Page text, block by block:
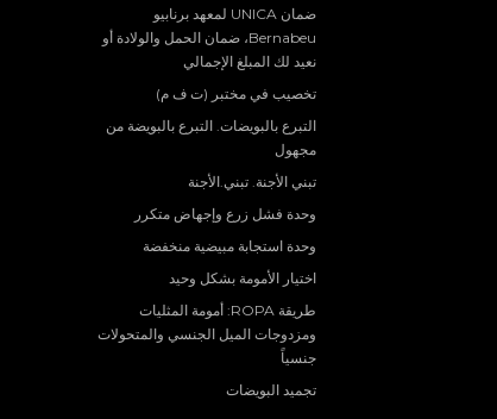
ضمان UNICA لمعهد برنابيو
Bernabeu، ضمان الحمل والولادة أو
نعيد لك المبلغ الإجمالي
تخصيب في مختبر (ت ف م)
التبرع بالبويضات. التبرع بالبويضة من
مجهول
تبني الأجنة. تبني.الأجنة
وحدة فشل زرع وإجهاض متكرر
وحدة استجابة مبيضية منخفضة
اختيار الأمومة بشكل وحيد
طريقة ROPA: أمومة المثليات
ومزدوجات الميل الجنسي والمتحولات
جنسياً
تجميد البويضات